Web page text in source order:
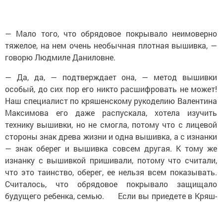
— Мало того, что обрядовое покрывало неимоверно
тяжелое, на нем очень необычная плотная вышивка, —
говорю Людмиле Даниловне.
— Да, да, — подтверждает она, — метод вышивки
особый, до сих пор его никто расшифровать не может!
Наш специалист по кряшенскому рукоделию Валентина
Максимова его даже распускала, хотела изучить
технику вышивки, но не смогла, потому что с лицевой
стороны знак древа жизни и одна вышивка, а с изнанки
— знак оберег и вышивка совсем другая. К тому же
изнанку с вышивкой пришивали, потому что считали,
что это таинство, оберег, ее нельзя всем показывать.
Считалось, что обрядовое покрывало защищало
будущего ребенка, семью. Если вы приедете в Кряш-